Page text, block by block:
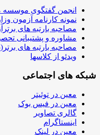
انجمن گفتگوی موسسه
نمونه کارنامه آزمون
مصاحبه بارتبه های
مشاوره و پشتیبانی
مصاحبه بارتبه های
ویدئو از کلاسها
شبکه های اجتماعی
معین در توئیتر
معین در فیس بوک
گالری تصاویر
اینستاگرام
معین در لینک